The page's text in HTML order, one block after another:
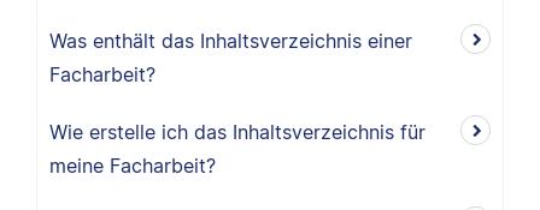
Was enthält das Inhaltsverzeichnis einer
Facharbeit?
Wie erstelle ich das Inhaltsverzeichnis für
meine Facharbeit?